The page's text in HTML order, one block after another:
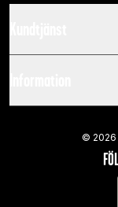
© 2026